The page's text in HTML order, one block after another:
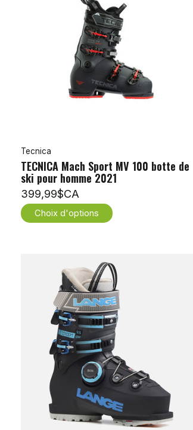
Tecnica
TECNICA Mach Sport MV 100 botte de
ski pour homme 2021
399,99$CA
Choix d'options